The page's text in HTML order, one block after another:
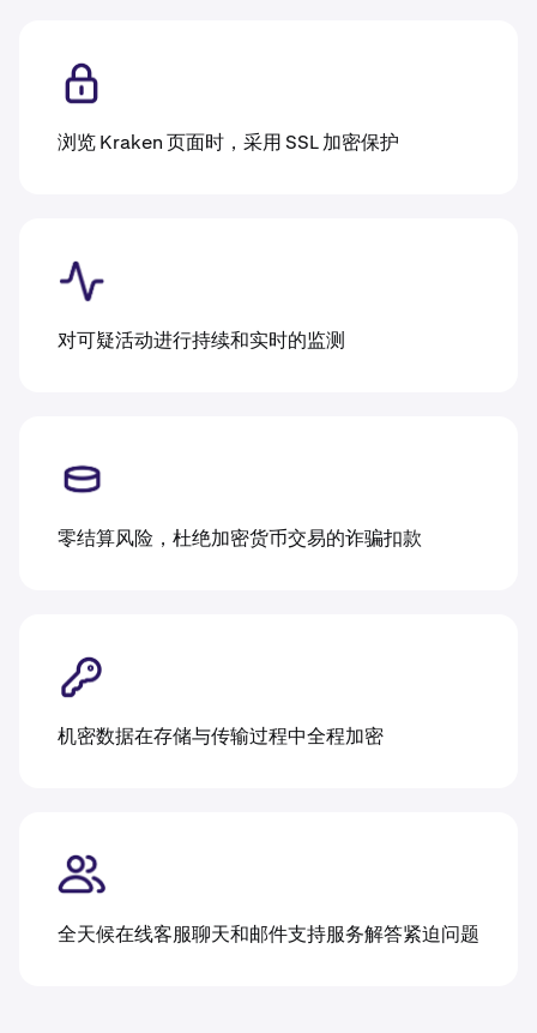
浏览 Kraken 页面时，采用 SSL 加密保护
对可疑活动进行持续和实时的监测
零结算风险，杜绝加密货币交易的诈骗扣款
机密数据在存储与传输过程中全程加密
全天候在线客服聊天和邮件支持服务解答紧迫问题